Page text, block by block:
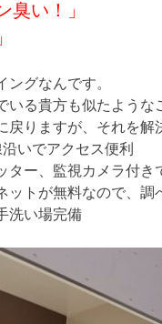
臭い！」
ングなんです。
いる貴方も似たような
戻りますが、それを解
沿いでアクセス便利
ター、監視カメラ付
ットが無料なので、調
洗い場完備